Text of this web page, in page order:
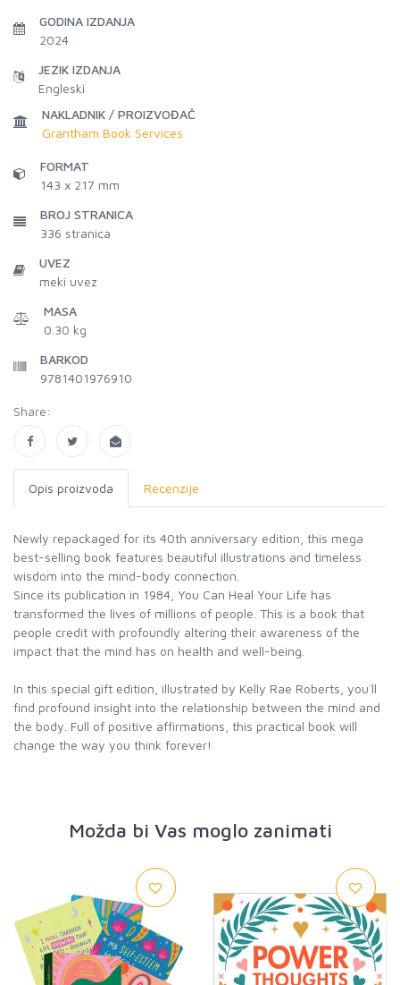
GODINA IZDANJA
2024
JEZIK IZDANJA
Engleski
NAKLADNIK / PROIZVOĐAČ
Grantham Book Services
FORMAT
143 x 217 mm
BROJ STRANICA
336 stranica
UVEZ
meki uvez
MASA
0.30 kg
BARKOD
9781401976910
Share:
Opis proizvoda Recenzije
Newly repackaged for its 40th anniversary edition, this mega
best-selling book features beautiful illustrations and timeless
wisdom into the mind-body connection.
Since its publication in 1984, You Can Heal Your Life has
transformed the lives of millions of people. This is a book that
people credit with profoundly altering their awareness of the
impact that the mind has on health and well-being.
In this special gift edition, illustrated by Kelly Rae Roberts, you`ll
find profound insight into the relationship between the mind and
the body. Full of positive affirmations, this practical book will
change the way you think forever!
Možda bi Vas moglo zanimati